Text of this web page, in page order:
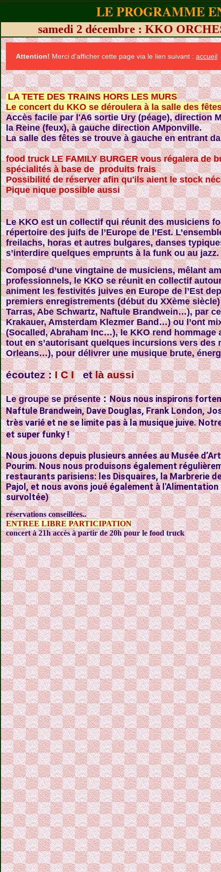
LE PROGRAMME
samedi 2 décembre : KKO
Attention! Merci d'afficher cette page via le lien suivant : accueil
LA TETE DES TRAINS HORS LES MURS
Le concert du KKO se déroulera à la salle des
Accès facile par l'A6 sortie Ury (péage), direction
la Reine (feux), à gauche direction AMponville.
La salle des fêtes se trouve à gauche en entrant
food truck LE FAMILY BURGER vous régalera de
spécialités à base de produits frais
Possibilité de réserver afin qu'ils aient le stock
Pique nique possible aussi
Le KKO est un collectif qui réunit des musiciens
répertoire des juifs de l’Europe de l’Est.
freilachs, horas et autres bulgares, danses
s’interdire quelques emprunts à la funk ou au jazz.
Composé d’une vingtaine de musiciens, mêlant
professionnels, le KKO se réunit en collectif
animent les festivités juives en Europe de l’Est
premiers enregistrements (début du XXème
Tarras, Abe Schwartz, Naftule Brandwein…), par
Krakauer, Amsterdam Klezmer Band…) ou l’ont
(Socalled, Abraham Inc…), le KKO rend hommage
tout en s’autorisant quelques incursions vers des
Orleans…), pour délivrer une musique brute,
écoutez :I C Ietlà aussi
Le groupe se présente:Nous nous inspirons
Naftule Brandwein, Dave Douglas, Frank London,
très varié et ne se limite pas à la musique juive.
et superfunky !
Nous jouons depuis plusieurs années au Musée
Pourim. Nous nous produisons également
restaurants parisiens: les Disquaires, la Marbrerie
Pajol, et nous avons joué également à
survoltée)
réservations conseillées..
ENTREE LIBRE PARTICIPATION
concert à 21h accès à partir de 20h pour le food truck